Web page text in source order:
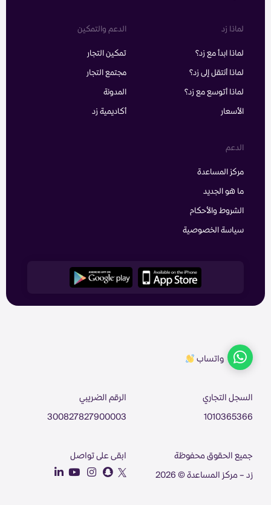
لماذا زد
لماذا ابدأ مع زد؟
لماذا أنتقل إلى زد؟
لماذا أتوسع مع زد؟
الأسعار
الدعم والتمكين
تمكين التجار
مجتمع التجار
المدونة
أكاديمية زد
الدعم
مركز المساعدة
ما هو الجديد
الشروط والأحكام
سياسة الخصوصية
واتساب
السجل التجاري
1010365366
الرقم الضريبي
300827827900003
جميع الحقوق محفوظة
زد – مركز المساعدة © 2026
ابقى على تواصل